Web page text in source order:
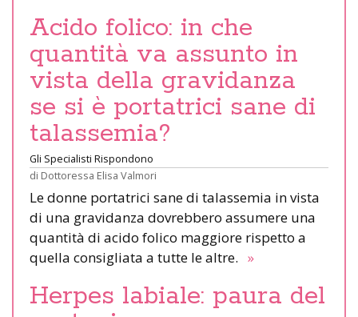
Acido folico: in che
quantità va assunto in
vista della gravidanza
se si è portatrici sane di
talassemia?
Gli Specialisti Rispondono
di Dottoressa Elisa Valmori
Le donne portatrici sane di talassemia in vista
di una gravidanza dovrebbero assumere una
quantità di acido folico maggiore rispetto a
quella consigliata a tutte le altre. »
Herpes labiale: paura del